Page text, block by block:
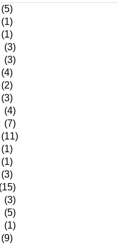
(5)
(1)
(1)
(3)
(3)
(4)
(2)
(3)
(4)
(7)
(11)
(1)
(1)
(3)
(15)
(3)
(5)
(1)
(9)